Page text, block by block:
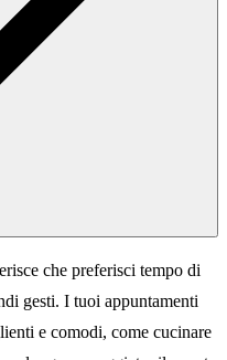
che preferisci tempo di
gesti. I tuoi appuntamenti
e comodi, come cucinare